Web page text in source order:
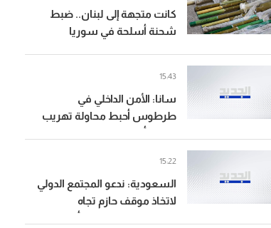
كانت متجهة إلى لبنان.. ضبط
شحنة أسلحة في سوريا
سانا: الأمن الداخلي في
طرطوس أحبط محاولة تهريب
وكميات من الذخائر
15:43
السعودية: ندعو المجتمع الدولي
لاتخاذ موقف حازم تجاه
15:22